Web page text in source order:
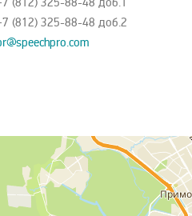
(812) 325-88-48 доб.2